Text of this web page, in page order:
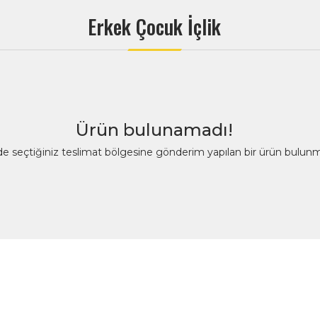
Erkek Çocuk İçlik
Ürün bulunamadı!
seçtiğiniz teslimat bölgesine gönderim yapılan bir ürün